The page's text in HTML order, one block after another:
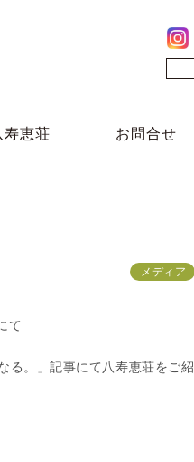
寿恵荘 お問合せ
メディア
て
る。」記事にて八寿恵荘をご紹